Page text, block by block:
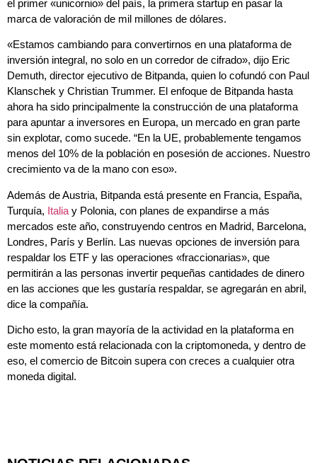
el primer «unicornio» del país, la primera startup en pasar la
marca de valoración de mil millones de dólares.
«Estamos cambiando para convertirnos en una plataforma de
inversión integral, no solo en un corredor de cifrado», dijo Eric
Demuth, director ejecutivo de Bitpanda, quien lo cofundó con Paul
Klanschek y Christian Trummer. El enfoque de Bitpanda hasta
ahora ha sido principalmente la construcción de una plataforma
para apuntar a inversores en Europa, un mercado en gran parte
sin explotar, como sucede. “En la UE, probablemente tengamos
menos del 10% de la población en posesión de acciones. Nuestro
crecimiento va de la mano con eso».
Además de Austria, Bitpanda está presente en Francia, España,
Turquía, Italia y Polonia, con planes de expandirse a más
mercados este año, construyendo centros en Madrid, Barcelona, ​​
Londres, París y Berlín. Las nuevas opciones de inversión para
respaldar los ETF y las operaciones «fraccionarias», que
permitirán a las personas invertir pequeñas cantidades de dinero
en las acciones que les gustaría respaldar, se agregarán en abril,
dice la compañía.
Dicho esto, la gran mayoría de la actividad en la plataforma en
este momento está relacionada con la criptomoneda, y dentro de
eso, el comercio de Bitcoin supera con creces a cualquier otra
moneda digital.